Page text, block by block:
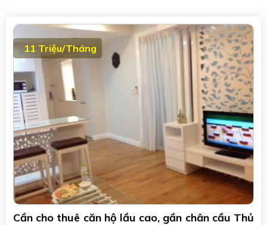
11 Triệu/Tháng
Cần cho thuê căn hộ lầu cao, gần chân cầu Thủ